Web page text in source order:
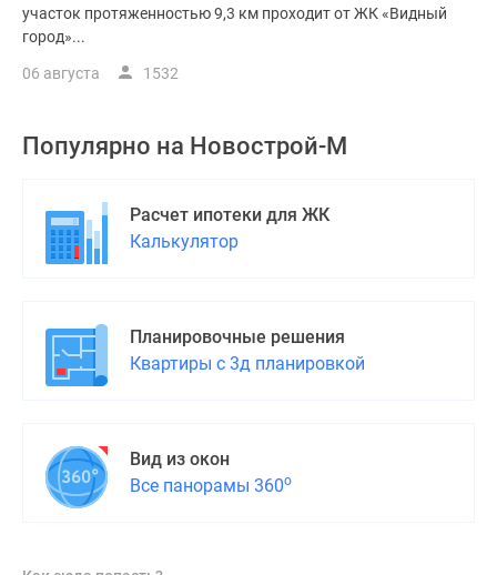
участок протяженностью 9,3 км проходит от ЖК «Видный
город»...
06 августа 1532
Популярно на Новострой-М
Расчет ипотеки для ЖК
Калькулятор
Планировочные решения
Квартиры с 3д планировкой
Вид из окон
Все панорамы 360о